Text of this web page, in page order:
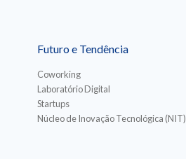
Futuro e Tendência
Coworking
Laboratório Digital
Startups
Núcleo de Inovação Tecnológica (NIT)